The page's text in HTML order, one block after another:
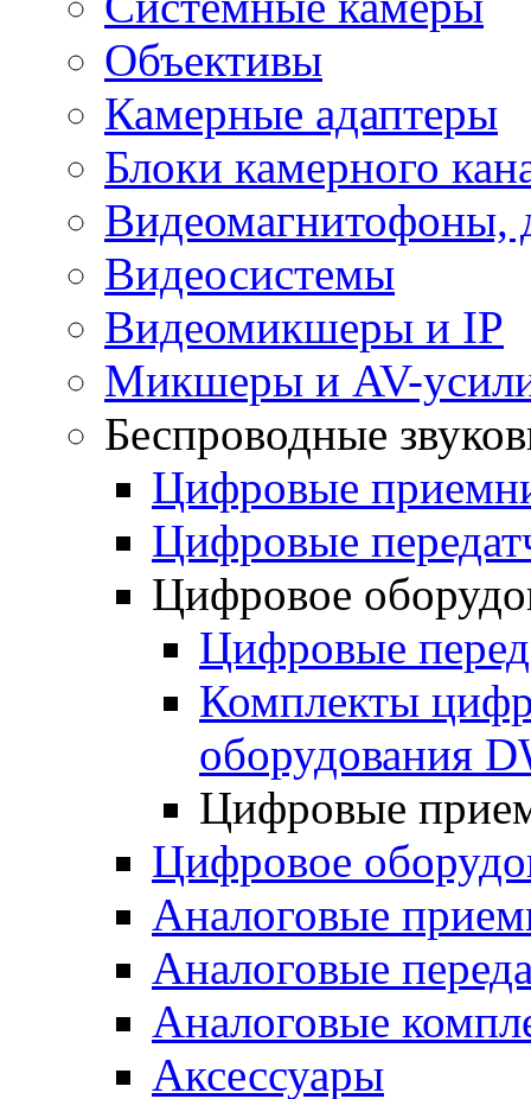
Объективы
Камерные адаптеры
Блоки камерного
Видеомагнитофоны,
Видеосистемы
Видеомикшеры и IP
Микшеры и AV-
Беспроводные
Цифровые
Цифровые
Цифровое
Цифровые
Комплекты
оборудования
Цифровые
Цифровое
Аналоговые
Аналоговые
Аналоговые
Аксессуары